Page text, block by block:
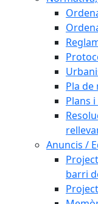
Pla
Plans
Anuncis /
barri